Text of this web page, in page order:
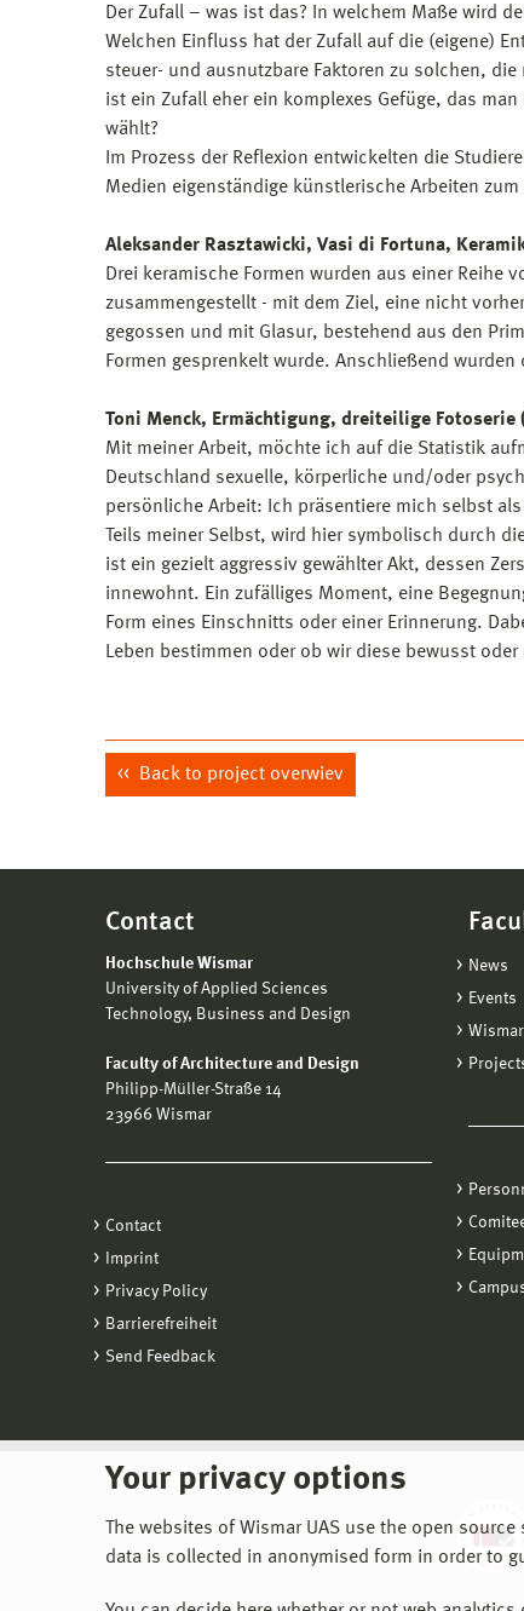
Your privacy options
The websites of Wismar UAS use the open
data is collected in anonymised form in order to
Der Zufall – was ist das? In welchem Maße wird
Welchen Einfluss hat der Zufall auf die (eigene)
steuer- und ausnutzbare Faktoren zu solchen,
ist ein Zufall eher ein komplexes Gefüge, das
wählt?
Im Prozess der Reflexion entwickelten die
Medien eigenständige künstlerische Arbeiten zum
Aleksander Rasztawicki, Vasi di Fortuna,
Drei keramische Formen wurden aus einer Reihe
zusammengestellt - mit dem Ziel, eine nicht
gegossen und mit Glasur, bestehend aus den
Formen gesprenkelt wurde. Anschließend wurden
Toni Menck, Ermächtigung, dreiteilige Fotoserie
Mit meiner Arbeit, möchte ich auf die Statistik
Deutschland sexuelle, körperliche und/oder
persönliche Arbeit: Ich präsentiere mich selbst
Teils meiner Selbst, wird hier symbolisch durch
ist ein gezielt aggressiv gewählter Akt, dessen
innewohnt. Ein zufälliges Moment, eine
Form eines Einschnitts oder einer Erinnerung.
Leben bestimmen oder ob wir diese bewusst
Back to project overwiev
Contact
Hochschule Wismar
University of Applied Sciences
Technology, Business and Design
Faculty of Architecture and Design
Philipp-Müller-Straße 14
23966 Wismar
Contact
Imprint
Privacy Policy
Barrierefreiheit
Send Feedback
News
Events